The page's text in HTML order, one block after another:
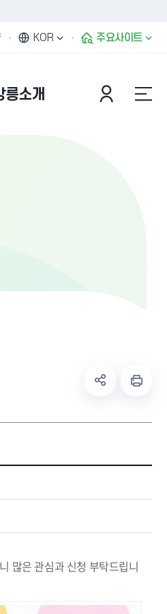
KOR 주요사이트
릉소개
많은 관심과 신청 부탁드립니